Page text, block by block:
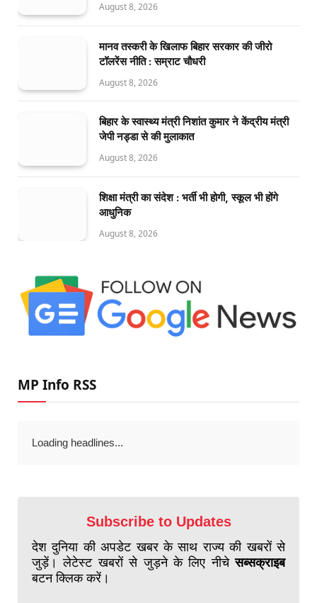
August 8, 2026
मानव तस्करी के खिलाफ बिहार सरकार की जीरो
टॉलरेंस नीति : सम्राट चौधरी
August 8, 2026
बिहार के स्वास्थ्य मंत्री निशांत कुमार ने केंद्रीय मंत्री
जेपी नड्डा से की मुलाकात
August 8, 2026
शिक्षा मंत्री का संदेश : भर्ती भी होगी, स्कूल भी होंगे
आधुनिक
August 8, 2026
MP Info RSS
Loading headlines...
Subscribe to Updates
देश दुनिया की अपडेट खबर के साथ राज्य की खबरों से
जुड़ें। लेटेस्ट खबरों से जुड़ने के लिए नीचेसब्सक्राइब
बटन क्लिक करें।